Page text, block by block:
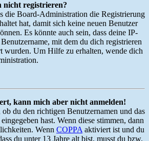
nicht registrieren?
die Board-Administration die Registrierung
hat, damit sich keine neuen Benutzer
Es könnte auch sein, dass deine IP-
mit dem du dich registrieren
wurden. Um Hilfe zu erhalten, wende dich
kann mich aber nicht anmelden!
du den richtigen Benutzernamen und das
hast. Wenn diese stimmen, dann
Wenn COPPA aktiviert ist und du
du unter 13 Jahre alt bist, musst du bzw.